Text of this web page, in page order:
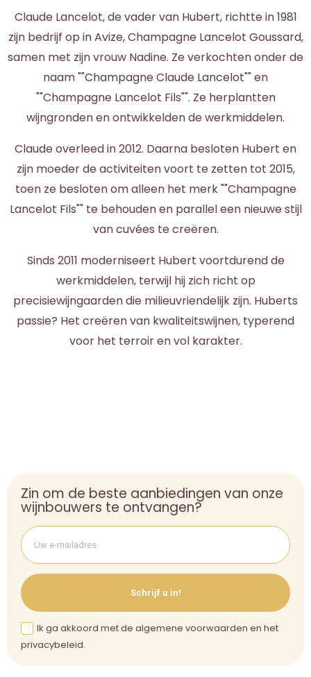
Claude Lancelot, de vader van Hubert, richtte in 1981
zijn bedrijf op in Avize, Champagne Lancelot Goussard,
samen met zijn vrouw Nadine. Ze verkochten onder de
naam ""Champagne Claude Lancelot"" en
""Champagne Lancelot Fils"". Ze herplantten
wijngronden en ontwikkelden de werkmiddelen.
Claude overleed in 2012. Daarna besloten Hubert en
zijn moeder de activiteiten voort te zetten tot 2015,
toen ze besloten om alleen het merk ""Champagne
Lancelot Fils"" te behouden en parallel een nieuwe stijl
van cuvées te creëren.
Sinds 2011 moderniseert Hubert voortdurend de
werkmiddelen, terwijl hij zich richt op
precisiewijngaarden die milieuvriendelijk zijn. Huberts
passie? Het creëren van kwaliteitswijnen, typerend
voor het terroir en vol karakter.
Zin om de beste aanbiedingen van onze
wijnbouwers te ontvangen?
Schrijf u in!
Ik ga akkoord met de algemene voorwaarden en het
privacybeleid.